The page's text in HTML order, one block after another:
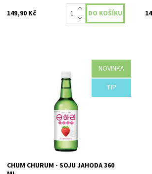
149,90 Kč
NOVINKA
TIP
Země původu: Korea Alkohol: 12 % obj.
Skladem
CHUM CHURUM - SOJU JAHODA 360